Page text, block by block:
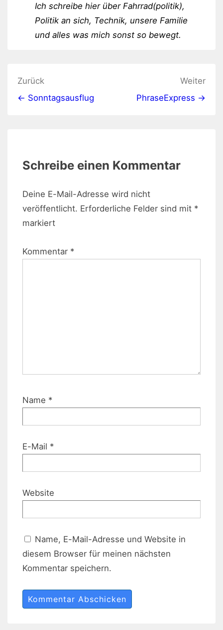
Ich schreibe hier über Fahrrad(politik),
Politik an sich, Technik, unsere Familie
und alles was mich sonst so bewegt.
Beitragsnavigation
Zurück
← Sonntagsausflug
Weiter
PhraseExpress →
Schreibe einen Kommentar
Deine E-Mail-Adresse wird nicht
veröffentlicht. Erforderliche Felder sind mit *
markiert
Kommentar *
Name *
E-Mail *
Website
Name, E-Mail-Adresse und Website in
diesem Browser für meinen nächsten
Kommentar speichern.